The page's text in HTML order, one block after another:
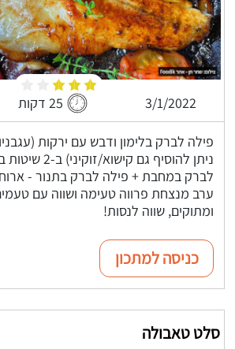
3/1/2022 25 דקות
פילה לברק בלימון ודבש עם ירקות
ניתן להוסיף גם
לברק במחבת + פילה לברק בתנור -
ערב מנצחת פרווה טעימה ושווה עם
ומתוקים, שווה לנסות!
כניסה למתכון
סלט טאבולה